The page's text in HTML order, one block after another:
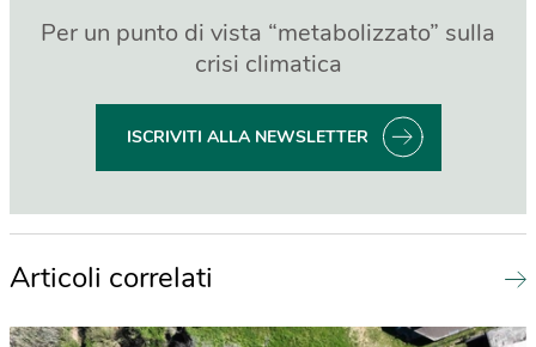
Per un punto di vista “metabolizzato” sulla
crisi climatica
ISCRIVITI ALLA NEWSLETTER
Articoli correlati